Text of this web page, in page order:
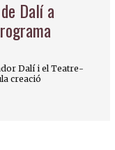
Dalí a
Dalí i el Teatre-
creació